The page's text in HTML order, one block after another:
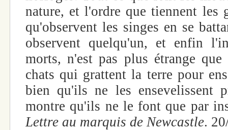
nature, et l'ordre que tiennent les
qu'observent les singes en se
observent quelqu'un, et enfin
morts, n'est pas plus étrange
chats qui grattent la terre pour
bien qu'ils ne les ensevelissent
montre qu'ils ne le font que par
Lettre au marquis de Newcastle.